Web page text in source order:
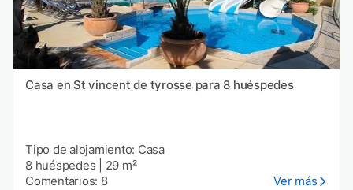
Casa en St vincent de tyrosse para 8 huéspedes
Tipo de alojamiento: Casa
8 huéspedes
29 m²
Comentarios: 8
Ver más